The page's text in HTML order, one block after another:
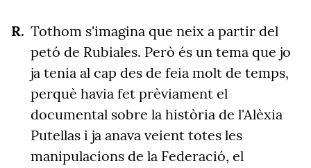
Tothom s'imagina que neix a partir del
petó de Rubiales. Però és un tema que jo
ja tenia al cap des de feia molt de temps,
perquè havia fet prèviament el
documental sobre la història de l'Alèxia
Putellas i ja anava veient totes les
manipulacions de la Federació, el